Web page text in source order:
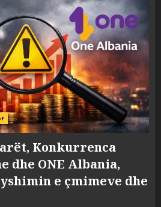
Konkurrenca
dhe ONE Albania,
e çmimeve dhe